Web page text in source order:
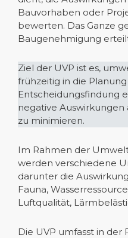
Bauvorhaben oder
bewerten. Das Ganze
Baugenehmigung
Ziel der UVP ist es,
frühzeitig in die
Entscheidungsfindung
negative
zu minimieren.
Im Rahmen der
werden verschiedene
darunter die
Fauna,
Luftqualität,
Die UVP umfasst in der